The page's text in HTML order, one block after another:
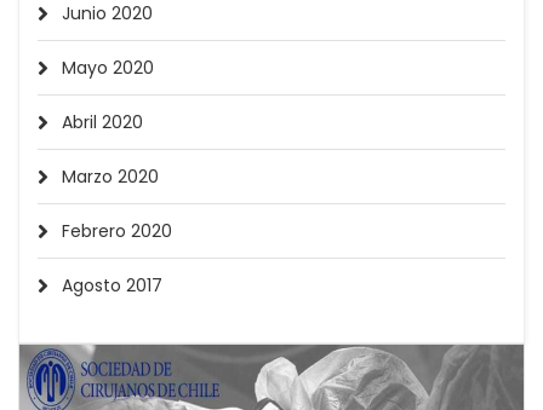
Junio 2020
Mayo 2020
Abril 2020
Marzo 2020
Febrero 2020
Agosto 2017